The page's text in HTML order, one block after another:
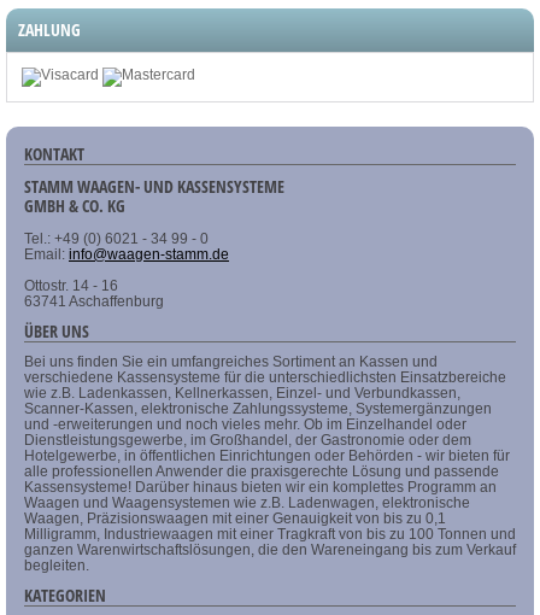
ZAHLUNG
KONTAKT
STAMM WAAGEN- UND KASSENSYSTEME
GMBH & CO. KG
Tel.: +49 (0) 6021 - 34 99 - 0
Email: info@waagen-stamm.de
Ottostr. 14 - 16
63741 Aschaffenburg
ÜBER UNS
Bei uns finden Sie ein umfangreiches Sortiment an Kassen und
verschiedene Kassensysteme für die unterschiedlichsten Einsatzbereiche
wie z.B. Ladenkassen, Kellnerkassen, Einzel- und Verbundkassen,
Scanner-Kassen, elektronische Zahlungssysteme, Systemergänzungen
und -erweiterungen und noch vieles mehr. Ob im Einzelhandel oder
Dienstleistungsgewerbe, im Großhandel, der Gastronomie oder dem
Hotelgewerbe, in öffentlichen Einrichtungen oder Behörden - wir bieten für
alle professionellen Anwender die praxisgerechte Lösung und passende
Kassensysteme! Darüber hinaus bieten wir ein komplettes Programm an
Waagen und Waagensystemen wie z.B. Ladenwagen, elektronische
Waagen, Präzisionswaagen mit einer Genauigkeit von bis zu 0,1
Milligramm, Industriewaagen mit einer Tragkraft von bis zu 100 Tonnen und
ganzen Warenwirtschaftslösungen, die den Wareneingang bis zum Verkauf
begleiten.
KATEGORIEN